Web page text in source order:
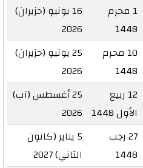
1 محرم
1448
16 يونيو (حزيران)
2026
10 محرم
1448
25 يونيو (حزيران)
2026
12 ربيع
الأول 1448
25 أغسطس (آب)
2026
27 رجب
1448
5 يناير (كانون
الثاني) 2027